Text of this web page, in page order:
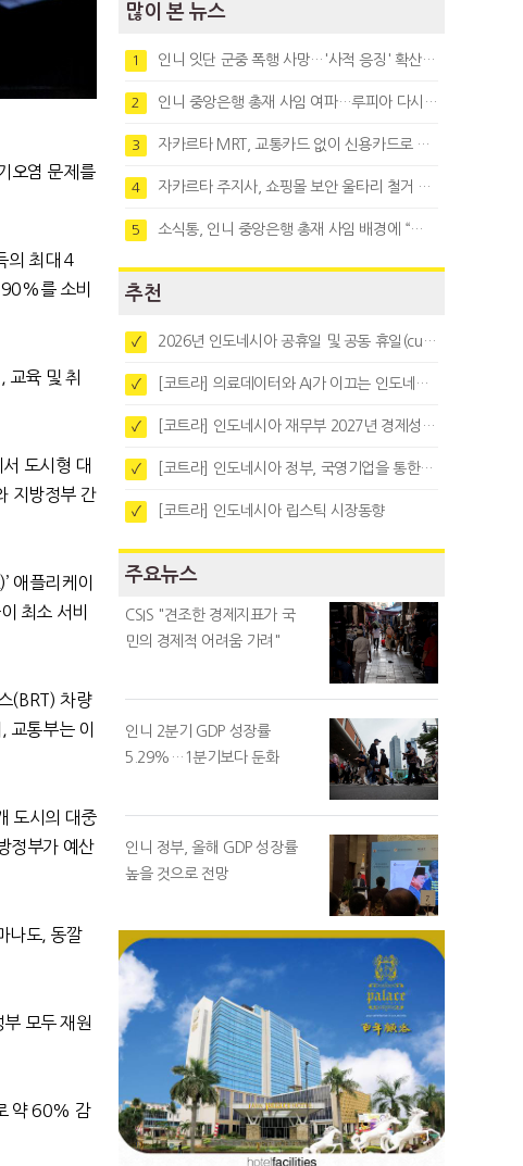
오염 문제를
의 최대 4
90%를 소비
교육 및 취
도시형 대
지방정부 간
애플리케이
최소 서비
(BRT)차량
교통부는 이
도시의 대중
정부가 예산
나도
동깔
모두 재원
약60% 감
많이 본 뉴스
1 인니 잇단 군중 폭행 사망…'사적 응징' 확산에 법치 우려
2 인니 중앙은행 총재 사임 여파…루피아 다시 1만8천대로 약세
3 자카르타 MRT, 교통카드 없이 신용카드로 바로 탄다
4 자카르타 주지사, 쇼핑몰 보안 울타리 철거 요청…"치안 문제없다"
5 소식통, 인니 중앙은행 총재 사임 배경에 “정부와 정책 갈등"
추천
✓ 2026년 인도네시아 공휴일 및 공동 휴일(cuti bersama)
✓ [코트라] 의료데이터와 AI가 이끄는 인도네시아 디지털 헬스케어 시장 트렌드
✓ [코트라] 인도네시아 재무부 2027년 경제성장 전망 및 목표 발표
✓ [코트라] 인도네시아 정부, 국영기업을 통한 석탄·팜유·합금철 수출 중앙집중화 추진
✓ [코트라] 인도네시아 립스틱 시장동향
주요뉴스
CSIS "견조한 경제지표가 국
민의 경제적 어려움 가려"
인니 2분기 GDP 성장률
5.29%…1분기보다 둔화
인니 정부, 올해 GDP 성장률
높을 것으로 전망